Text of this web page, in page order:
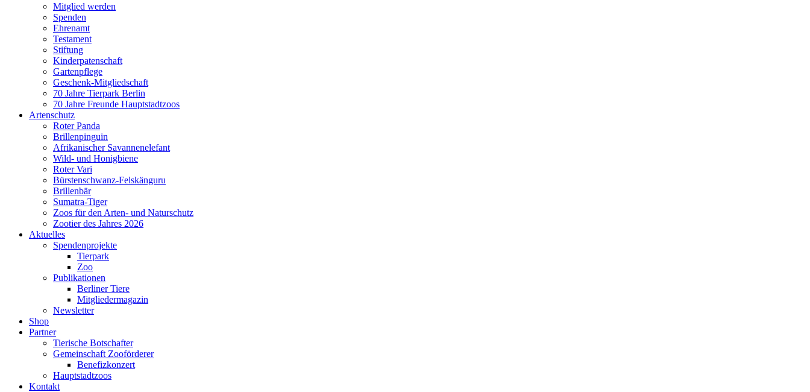
Mitglied werden
Spenden
Ehrenamt
Testament
Stiftung
Kinderpatenschaft
Gartenpflege
Geschenk-Mitgliedschaft
70 Jahre Tierpark Berlin
70 Jahre Freunde Hauptstadtzoos
Artenschutz
Roter Panda
Brillenpinguin
Afrikanischer Savannenelefant
Wild- und Honigbiene
Roter Vari
Bürstenschwanz-Felskänguru
Brillenbär
Sumatra-Tiger
Zoos für den Arten- und Naturschutz
Zootier des Jahres 2026
Aktuelles
Spendenprojekte
Tierpark
Zoo
Publikationen
Berliner Tiere
Mitgliedermagazin
Newsletter
Shop
Partner
Tierische Botschafter
Gemeinschaft Zooförderer
Benefizkonzert
Hauptstadtzoos
Kontakt